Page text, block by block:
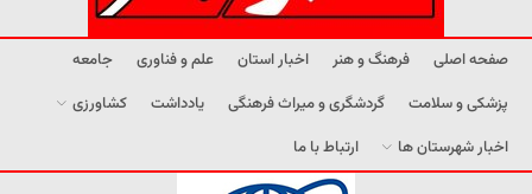
صفحه اصلی فرهنگ و هنر اخبار استان علم و فناوری
جامعه
پزشکی و سلامت
گردشگری و میراث فرهنگی یادداشت
کشاورزی
اخبار شهرستان ها
ارتباط با ما